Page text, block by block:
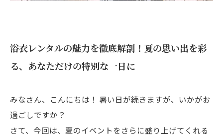
浴衣レンタルの魅力を徹底解剖！夏の思い出を彩
る、あなただけの特別な一日に
みなさん、こんにちは！ 暑い日が続きますが、いかがお
過ごしですか？
さて、今回は、夏のイベントをさらに盛り上げてくれる